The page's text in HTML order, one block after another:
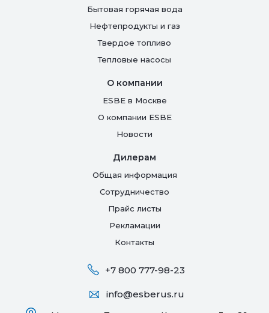
Бытовая горячая вода
Нефтепродукты и газ
Твердое топливо
Тепловые насосы
О компании
ESBE в Москве
О компании ESBE
Новости
Дилерам
Общая информация
Сотрудничество
Прайс листы
Рекламации
Контакты
+7 800 777-98-23
info@esberus.ru